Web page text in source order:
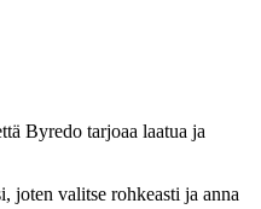
Byredo tarjoaa laatua ja
joten valitse rohkeasti ja anna